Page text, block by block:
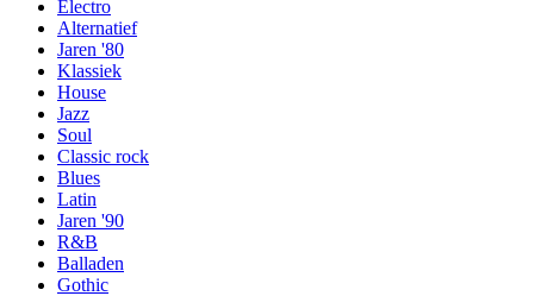
Electro
Alternatief
Jaren '80
Klassiek
House
Jazz
Soul
Classic rock
Blues
Latin
Jaren '90
R&B
Balladen
Gothic